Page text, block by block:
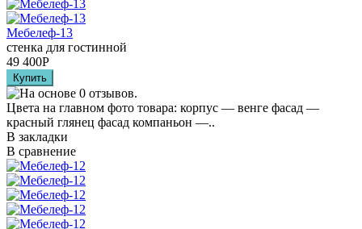
Мебелеф-13
стенка для гостинной
49 400Р
Цвета на главном фото товара: корпус — венге фасад —
красный глянец фасад компаньон —..
В закладки
В сравнение